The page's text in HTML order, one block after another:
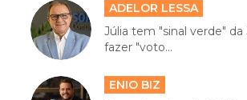
ADELOR LESSA
Júlia tem "sinal verde" da
fazer "voto...
ENIO BIZ